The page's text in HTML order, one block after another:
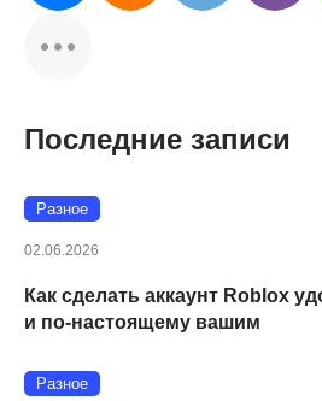
Последние записи
Разное
02.06.2026
Как сделать аккаунт Roblox
и по-настоящему вашим
Разное